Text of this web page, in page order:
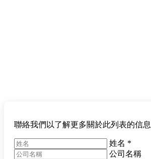
聯絡我們以了解更多關於此列表的信息
姓名 *
公司名稱